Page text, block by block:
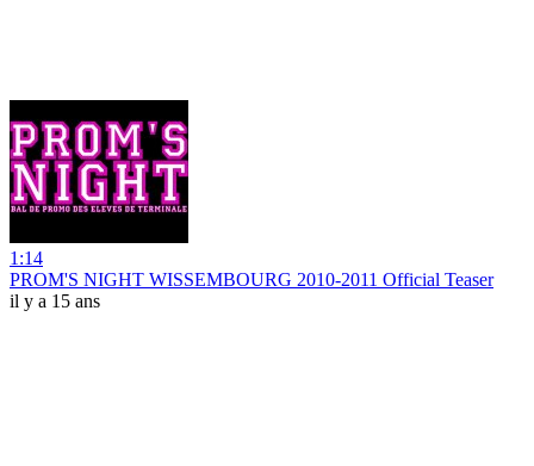
1:14
PROM'S NIGHT WISSEMBOURG 2010-2011 Official Teaser
il y a 15 ans